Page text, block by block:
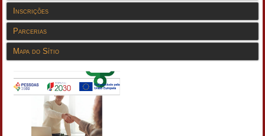
Inscrições
Parcerias
Mapa do Sítio